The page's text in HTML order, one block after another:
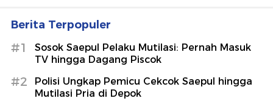
Berita Terpopuler
#1
Sosok Saepul Pelaku Mutilasi: Pernah Masuk
TV hingga Dagang Piscok
#2
Polisi Ungkap Pemicu Cekcok Saepul hingga
Mutilasi Pria di Depok